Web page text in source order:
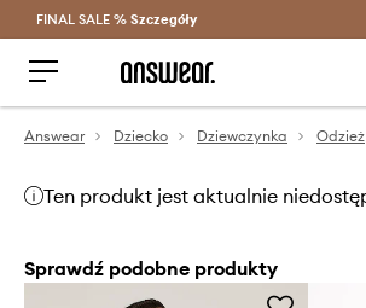
Oszczędzaj z Answear Club >
FINAL SALE % Szczegóły
Answear Dziecko Dziewczynka Odzież
Ten produkt jest aktualnie
Sprawdź podobne produkty